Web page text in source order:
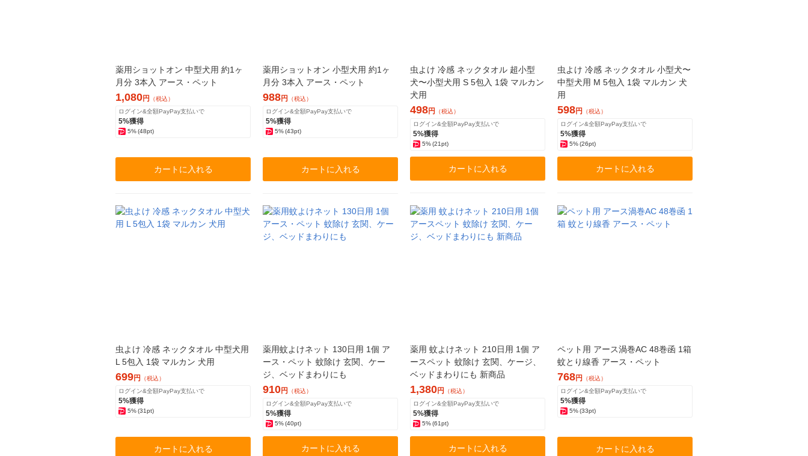
薬用ショットオン 中型犬用 約1ヶ
月分 3本入 アース・ペット
1,080円
（税込）
ログイン&全額PayPay支払いで
5%獲得
5%(48pt)
カートに入れる
薬用ショットオン 小型犬用 約1ヶ
月分 3本入 アース・ペット
988円
（税込）
ログイン&全額PayPay支払いで
5%獲得
5%(43pt)
カートに入れる
虫よけ 冷感 ネックタオル 超小型
犬〜小型犬用 S 5包入 1袋 マルカン
犬用
498円
（税込）
ログイン&全額PayPay支払いで
5%獲得
5%(21pt)
カートに入れる
虫よけ 冷感 ネックタオル 小型犬〜
中型犬用 M 5包入 1袋 マルカン 犬
用
598円
（税込）
ログイン&全額PayPay支払いで
5%獲得
5%(26pt)
カートに入れる
虫よけ 冷感 ネックタオル 中型犬用
L 5包入 1袋 マルカン 犬用
699円
（税込）
ログイン&全額PayPay支払いで
5%獲得
5%(31pt)
カートに入れる
薬用蚊よけネット 130日用 1個 ア
ース・ペット 蚊除け 玄関、ケー
ジ、ベッドまわりにも
910円
（税込）
ログイン&全額PayPay支払いで
5%獲得
5%(40pt)
カートに入れる
薬用 蚊よけネット 210日用 1個 ア
ースペット 蚊除け 玄関、ケージ、
ベッドまわりにも 新商品
1,380円
（税込）
ログイン&全額PayPay支払いで
5%獲得
5%(61pt)
カートに入れる
ペット用 アース渦巻AC 48巻函 1箱
蚊とり線香 アース・ペット
768円
（税込）
ログイン&全額PayPay支払いで
5%獲得
5%(33pt)
カートに入れる